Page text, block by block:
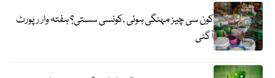
کون سی چیز مہنگی ہوئی ،کونسی سستی؟ ہفتہ وار رپورٹ
آگئی